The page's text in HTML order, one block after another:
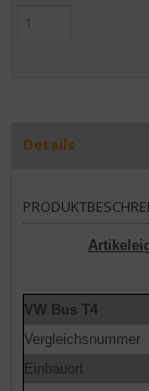
Details
VW Bus T4
Vergleichsnummer
Einbauort